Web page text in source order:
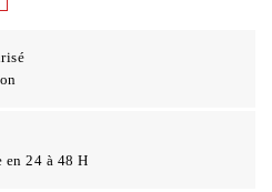
24 à 48 H